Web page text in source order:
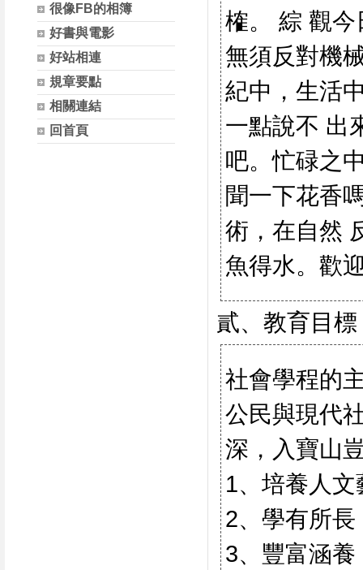
很像FB的相簿
好書與電影
好站相連
規章要點
相關連結
回首頁
榷。 綜 觀
無須反對機
紀中，生活
一點說不 出
吧。忙碌之
聞一下花香
術，在自然
魚得水。歡
貳、教育目標
社會學程的
公民與現代
深，入寶山
1、培養人
2、學有所
3、豐富涵